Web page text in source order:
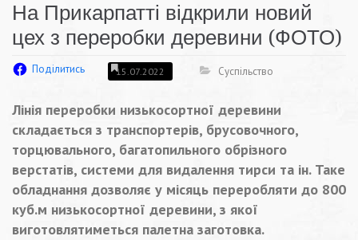
На Прикарпатті відкрили новий
цех з переробки деревини (ФОТО)
Поділитись 15.07.2022 Суспільство
Лінія переробки низькосортної деревини
складається з транспортерів, брусовочного,
торцювального, багатопильного обрізного
верстатів, системи для видалення тирси та ін. Таке
обладнання дозволяє у місяць переробляти до 800
куб.м низькосортної деревини, з якої
виготовлятиметься палетна заготовка.